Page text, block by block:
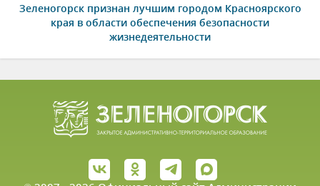
Зеленогорск признан лучшим городом Красноярского
края в области обеспечения безопасности
жизнедеятельности